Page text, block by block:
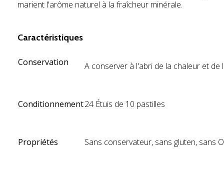
marient l'arôme naturel à la fraîcheur minérale.
Caractéristiques
Conservation A conserver à l'abri de la chaleur et de
Conditionnement24 Étuis de 10 pastilles
Propriétés Sans conservateur, sans gluten, sans